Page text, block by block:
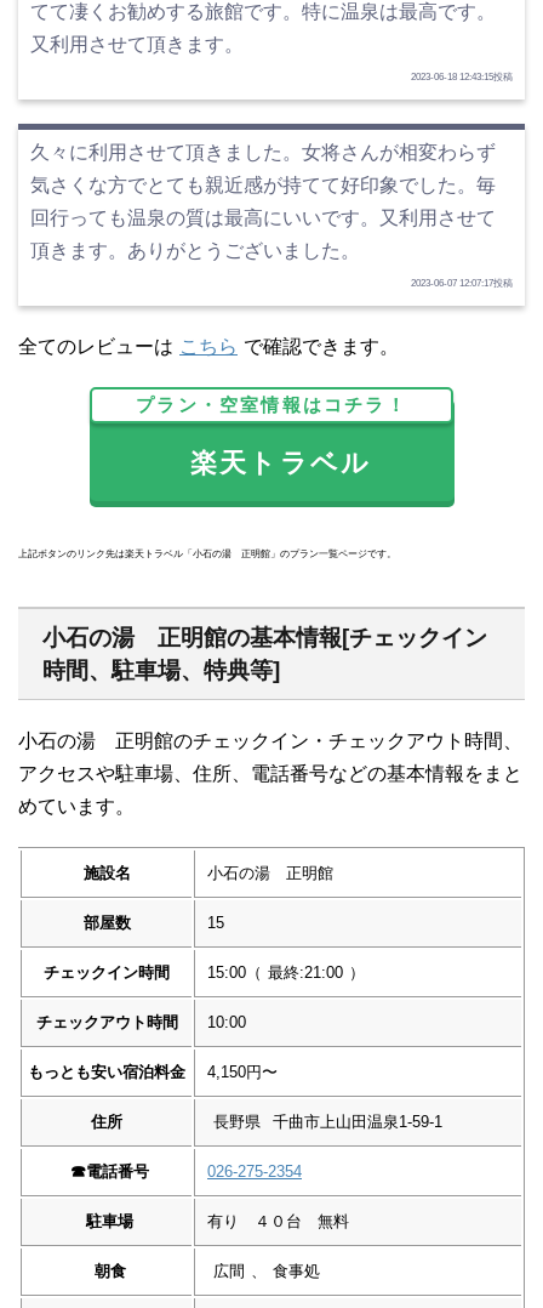
てて凄くお勧めする旅館です。特に温泉は最高です。
又利用させて頂きます。
2023-06-18 12:43:15投稿
久々に利用させて頂きました。女将さんが相変わらず
気さくな方でとても親近感が持てて好印象でした。毎
回行っても温泉の質は最高にいいです。又利用させて
頂きます。ありがとうございました。
2023-06-07 12:07:17投稿
全てのレビューは こちら で確認できます。
プラン・空室情報はコチラ！
楽天トラベル
上記ボタンのリンク先は楽天トラベル「小石の湯 正明館」のプラン一覧ページです。
小石の湯 正明館の基本情報[チェックイン
時間、駐車場、特典等]
小石の湯 正明館のチェックイン・チェックアウト時間、
アクセスや駐車場、住所、電話番号などの基本情報をまと
めています。
施設名 小石の湯 正明館
部屋数 15
チェックイン時間 15:00 （ 最終:21:00 ）
チェックアウト時間 10:00
もっとも安い宿泊料金 4,150円〜
住所 長野県 千曲市上山田温泉1-59-1
☎︎電話番号 026-275-2354
駐車場 有り ４０台 無料
朝食 広間 食事処